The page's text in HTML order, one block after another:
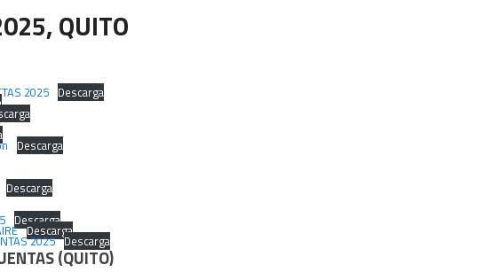
QUITO
2025 Descarga
Descarga
Descarga
Descarga
Descarga
2025 Descarga
(QUITO)